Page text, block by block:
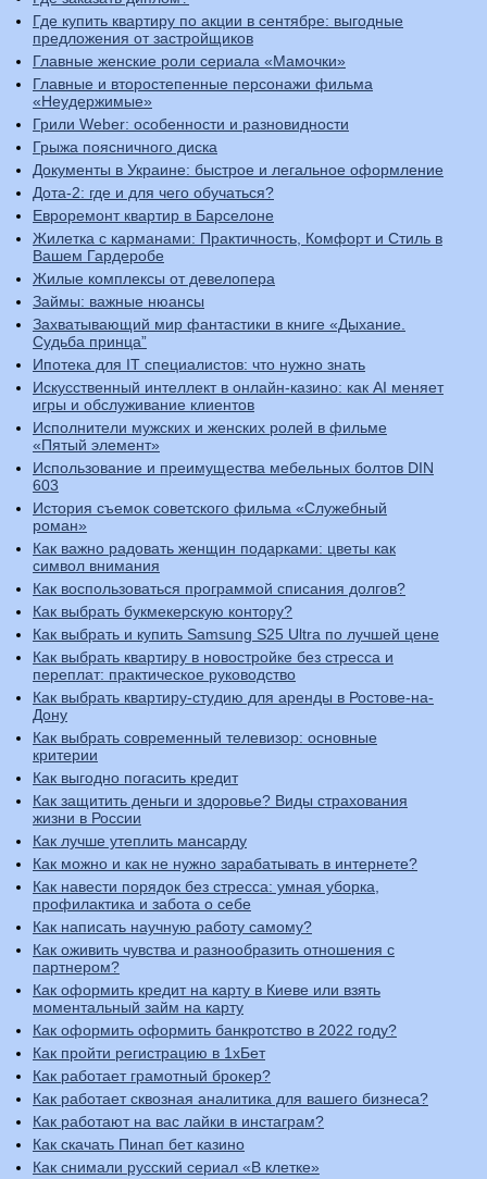
Где купить квартиру по акции в сентябре: выгодные
предложения от застройщиков
Главные женские роли сериала «Мамочки»
Главные и второстепенные персонажи фильма
«Неудержимые»
Грили Weber: особенности и разновидности
Грыжа поясничного диска
Документы в Украине: быстрое и легальное оформление
Дота-2: где и для чего обучаться?
Евроремонт квартир в Барселоне
Жилетка с карманами: Практичность, Комфорт и Стиль в
Вашем Гардеробе
Жилые комплексы от девелопера
Займы: важные нюансы
Захватывающий мир фантастики в книге «Дыхание.
Судьба принца”
Ипотека для IT специалистов: что нужно знать
Искусственный интеллект в онлайн-казино: как AI меняет
игры и обслуживание клиентов
Исполнители мужских и женских ролей в фильме
«Пятый элемент»
Использование и преимущества мебельных болтов DIN
603
История съемок советского фильма «Служебный
роман»
Как важно радовать женщин подарками: цветы как
символ внимания
Как воспользоваться программой списания долгов?
Как выбрать букмекерскую контору?
Как выбрать и купить Samsung S25 Ultra по лучшей цене
Как выбрать квартиру в новостройке без стресса и
переплат: практическое руководство
Как выбрать квартиру-студию для аренды в Ростове-на-
Дону
Как выбрать современный телевизор: основные
критерии
Как выгодно погасить кредит
Как защитить деньги и здоровье? Виды страхования
жизни в России
Как лучше утеплить мансарду
Как можно и как не нужно зарабатывать в интернете?
Как навести порядок без стресса: умная уборка,
профилактика и забота о себе
Как написать научную работу самому?
Как оживить чувства и разнообразить отношения с
партнером?
Как оформить кредит на карту в Киеве или взять
моментальный займ на карту
Как оформить оформить банкротство в 2022 году?
Как пройти регистрацию в 1хБет
Как работает грамотный брокер?
Как работает сквозная аналитика для вашего бизнеса?
Как работают на вас лайки в инстаграм?
Как скачать Пинап бет кaзино
Как снимали русский сериал «В клетке»